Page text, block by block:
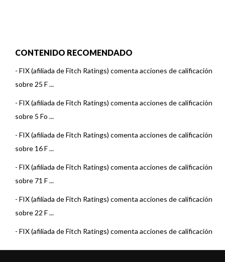
CONTENIDO RECOMENDADO
- FIX (afiliada de Fitch Ratings) comenta acciones de calificación
sobre 25 F ...
- FIX (afiliada de Fitch Ratings) comenta acciones de calificación
sobre 5 Fo ...
- FIX (afiliada de Fitch Ratings) comenta acciones de calificación
sobre 16 F ...
- FIX (afiliada de Fitch Ratings) comenta acciones de calificación
sobre 71 F ...
- FIX (afiliada de Fitch Ratings) comenta acciones de calificación
sobre 22 F ...
- FIX (afiliada de Fitch Ratings) comenta acciones de calificación